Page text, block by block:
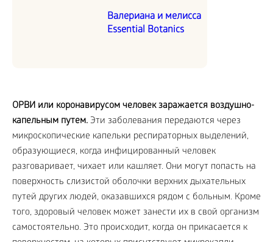
Валериана и мелисса
Essential Botanics
ОРВИ или коронавирусом человек заражается воздушно-
капельным путем. Эти заболевания передаются через
микроскопические капельки респираторных выделений,
образующиеся, когда инфицированный человек
разговаривает, чихает или кашляет. Они могут попасть на
поверхность слизистой оболочки верхних дыхательных
путей других людей, оказавшихся рядом с больным. Кроме
того, здоровый человек может занести их в свой организм
самостоятельно. Это происходит, когда он прикасается к